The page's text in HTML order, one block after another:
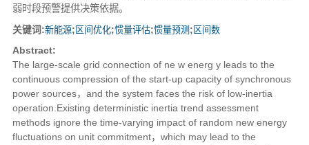
弱时段预警提供决策依据。
关键词:新能源; 区间优化;惯量评估;惯量预测 ; 区间数
Abstract:
The large-scale grid connection of ne w energ y leads to the
continuous compression of the start-up capacity of synchronous
power sources，and the system faces the risk of low-inertia
operation.Existing deterministic inertia trend assessment
methods ignore the time-varying impact of random new energy
fluctuations on unit commitment，which may lead to the